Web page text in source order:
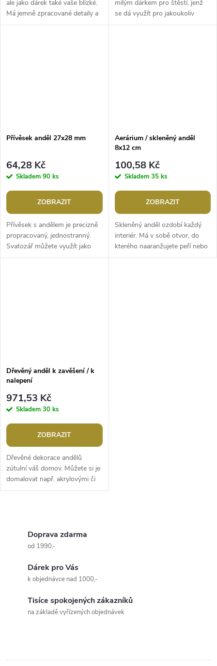
ale jako dárek také vaše blízké.
Má jemně zpracované detaily a
dobrou stabilitu.Šířka: 3,5
milým dárkem pro štěstí, jenž
se dá využít pro jakoukoliv
příležitost. Díky kovovému
Přívěsek anděl 27x28 mm
64,28 Kč
Skladem 90 ks
ZOBRAZIT
Přívěsek s andělem je precizně
propracovaný, jednostranný.
Svatozář můžete využít jako
průvlek.Šířka: 27 mmVýška: 28
Aerárium / skleněný anděl
8x12 cm
100,58 Kč
Skladem 35 ks
ZOBRAZIT
Skleněný anděl ozdobí každý
interiér. Má v sobě otvor, do
kterého naaranžujete peří nebo
oblíbené sukulenty. Díky
Dřevěný anděl k zavěšení / k
nalepení
971,53 Kč
Skladem 30 ks
ZOBRAZIT
Dřevěné dekorace andělů
zútulní váš domov. Můžete si je
domalovat např. akrylovými či
temperovými barvami,
í
Doprava zdarma
od 1990,-
Dárek pro Vás
k objednávce nad 1000,-
Tisíce spokojených zákazníků
na základě vyřízených objednávek